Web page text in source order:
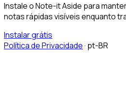
Instale o Note-it Aside para
notas rápidas visíveis enquanto
Instalar grátis
Política de Privacidade· pt-BR